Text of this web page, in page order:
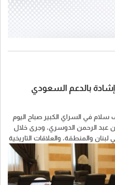
بالدعم السعودي
في السراي الكبير صباح اليوم
عبد الرحمن الدوسري، وجرى خلال
والمنطقة، والعلاقات التاريخية